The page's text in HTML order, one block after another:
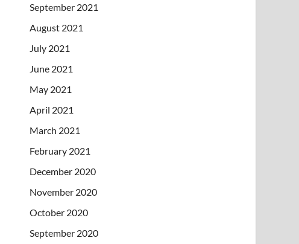
September 2021
August 2021
July 2021
June 2021
May 2021
April 2021
March 2021
February 2021
December 2020
November 2020
October 2020
September 2020